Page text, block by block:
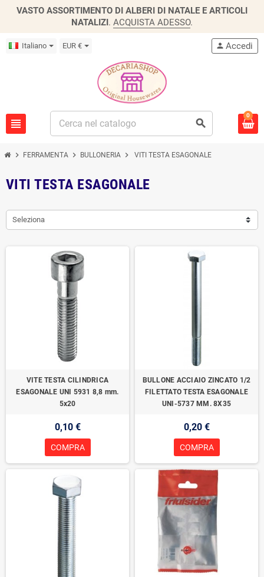
VASTO ASSORTIMENTO DI ALBERI DI NATALE E ARTICOLI
NATALIZI. ACQUISTA ADESSO.
Italiano EUR €
view_headline search
person Accedi
0
chevron_right FERRAMENTA chevron_right BULLONERIA chevron_right VITI TESTA ESAGONALE
VITI TESTA ESAGONALE
Seleziona
VITE TESTA CILINDRICA
ESAGONALE UNI 5931 8,8 mm.
5x20
0,10 €
COMPRA
BULLONE ACCIAIO ZINCATO 1/2
FILETTATO TESTA ESAGONALE
UNI-5737 MM. 8X35
0,20 €
COMPRA